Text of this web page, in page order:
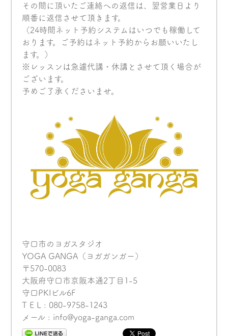
その間に頂いたご連絡への返信は、翌営業日より
順番に返信させて頂きます。
（24時間ネット予約システムはいつでも稼働して
おります。ご予約はネット予約からお願いいたし
ます。）
※レッスンは急遽代講・休講とさせて頂く場合が
ございます。
予めご了承くださいませ。
守口市のヨガスタジオ
YOGA GANGA（ヨガガンガー）
〒570-0083
大阪府守口市京阪本通2丁目1-5
守口PKIビル6F
T E L : 080-9758-1243
メール : info@yoga-ganga.com